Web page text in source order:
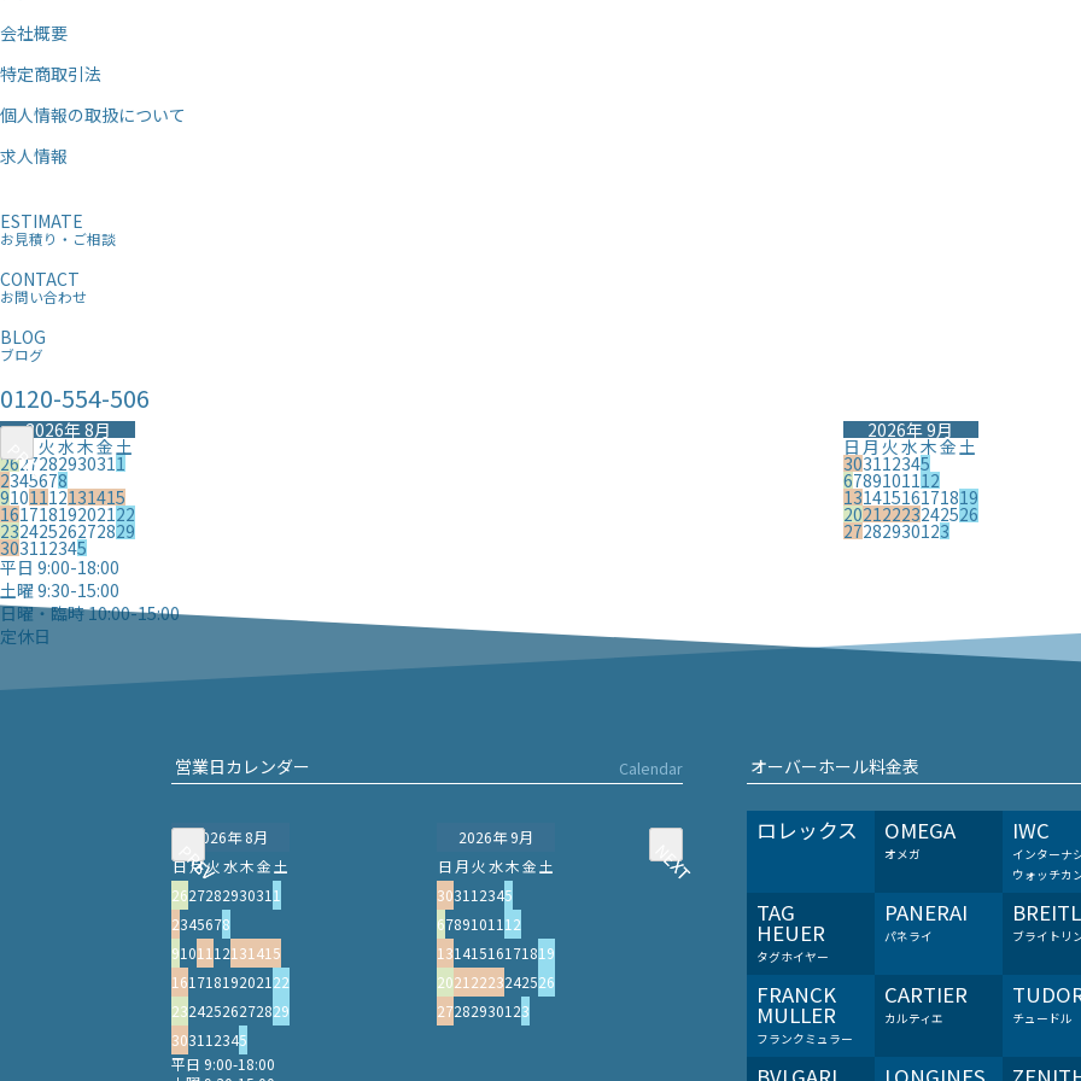
会社概要
特定商取引法
個人情報の取扱について
求人情報
ESTIMATE
お見積り・ご相談
CONTACT
お問い合わせ
BLOG
ブログ
0120-554-506
PREV
2026年 8月
月火水木金土
2627282930311
2345678
9101112131415
16171819202122
23242526272829
303112345
PREV
2026年 9月
日月火水木金土
303112345
6789101112
13141516171819
20212223242526
27282930123
平日 9:00-18:00
土曜 9:30-15:00
日曜・臨時 10:00-15:00
定休日
営業日カレンダー Calendar
PREV
2026年 8月
NEXT
日月火水木金 土
262728293031 1
2345678
91011 12131415
161718192021 22
23242526272829
3031 1 2345
PREV
2026年 9月
NEXT
日 月 火 水木 金 土
3031 1 2345
67891011 12
13141516171819
2021 2223242526
272829301 23
平日 9:00-18:00
オーバーホール料金表
ロレックス OMEGA
オメガ
IWC
インターナ
ウォッチカ
TAG
HEUER
タグホイヤー
PANERAI
パネライ ブライトリ
FRANCK
MULLER
フランクミュラー
CARTIER
カルティエ チュードル